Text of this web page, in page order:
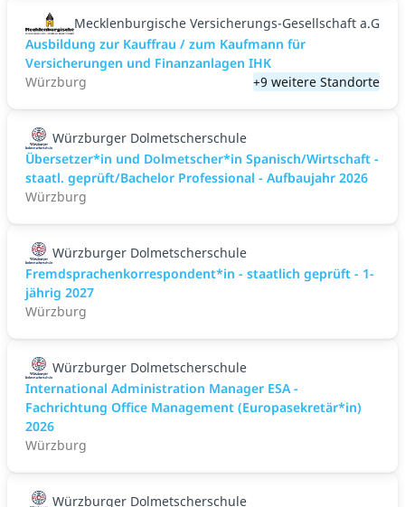
Mecklenburgische Versicherungs-Gesellschaft a.G
Ausbildung zur Kauffrau / zum Kaufmann für
Versicherungen und Finanzanlagen IHK
Würzburg
+9 weitere Standorte
Würzburger Dolmetscherschule
Übersetzer*in und Dolmetscher*in Spanisch/Wirtschaft -
staatl. geprüft/Bachelor Professional - Aufbaujahr 2026
Würzburg
Würzburger Dolmetscherschule
Fremdsprachenkorrespondent*in - staatlich geprüft - 1-
jährig 2027
Würzburg
Würzburger Dolmetscherschule
International Administration Manager ESA -
Fachrichtung Office Management (Europasekretär*in)
2026
Würzburg
Würzburger Dolmetscherschule